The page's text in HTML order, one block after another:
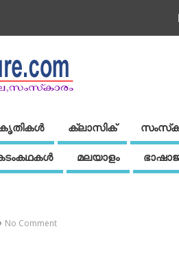
ക്ലാസിക്
മലയാളം
No Comment